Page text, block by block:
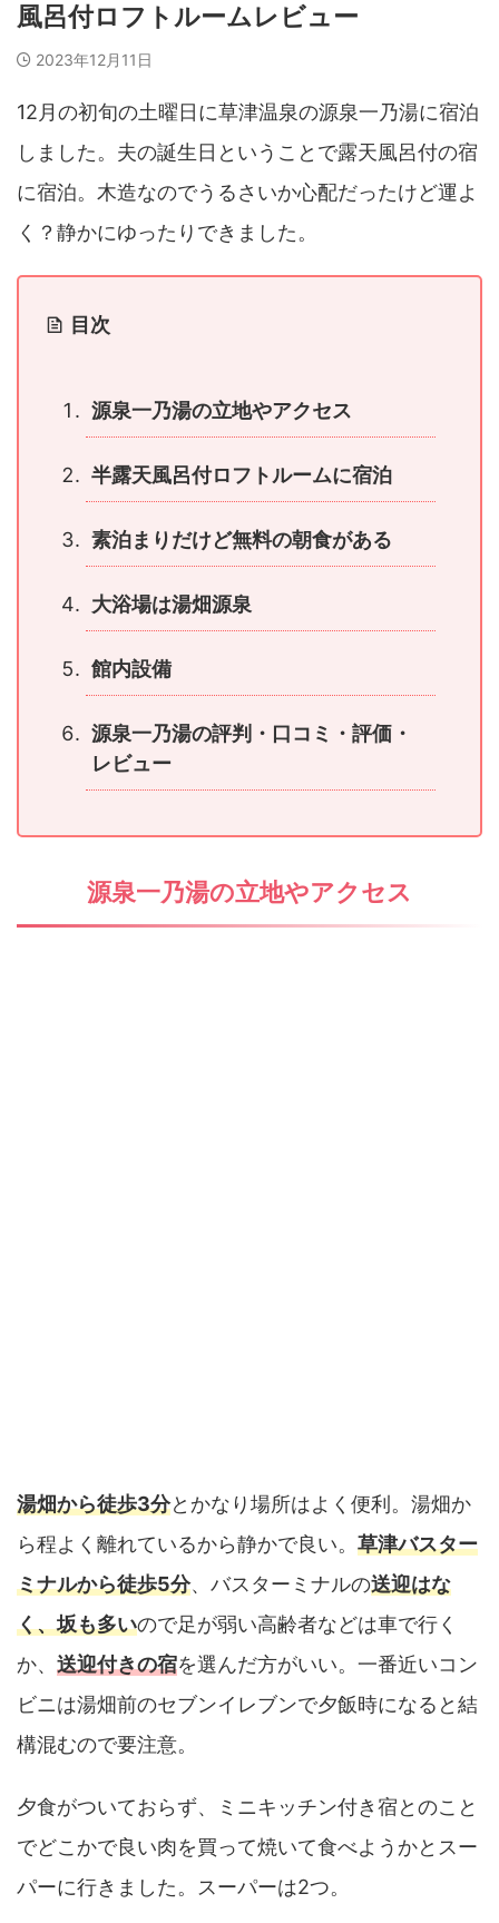
風呂付ロフトルームレビュー
2023年12月11日
12月の初旬の土曜日に草津温泉の源泉一乃湯に宿泊
しました。夫の誕生日ということで露天風呂付の宿
に宿泊。木造なのでうるさいか心配だったけど運よ
く？静かにゆったりできました。
目次
源泉一乃湯の立地やアクセス
半露天風呂付ロフトルームに宿泊
素泊まりだけど無料の朝食がある
大浴場は湯畑源泉
館内設備
源泉一乃湯の評判・口コミ・評価・
レビュー
源泉一乃湯の立地やアクセス
湯畑から徒歩3分とかなり場所はよく便利。湯畑か
ら程よく離れているから静かで良い。 草津バスター
ミナルから徒歩5分、バスターミナルの送迎はな
く、坂も多いので足が弱い高齢者などは車で行く
か、 送迎付きの宿を選んだ方がいい。一番近いコン
ビニは湯畑前のセブンイレブンで夕飯時になると結
構混むので要注意。
夕食がついておらず、ミニキッチン付き宿とのこと
でどこかで良い肉を買って焼いて食べようかとスー
パーに行きました。スーパーは2つ。